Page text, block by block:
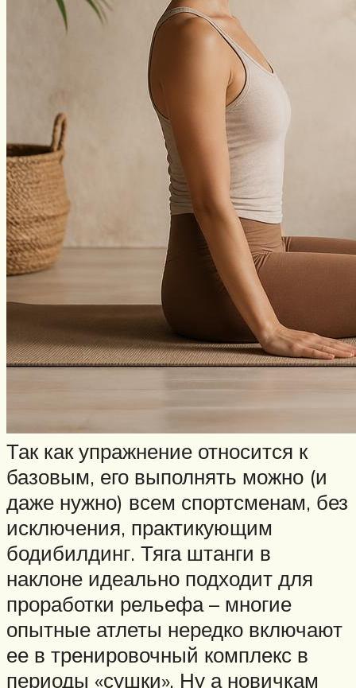
Так как упражнение относится к
базовым, его выполнять можно (и
даже нужно) всем спортсменам, без
исключения, практикующим
бодибилдинг. Тяга штанги в
наклоне идеально подходит для
проработки рельефа – многие
опытные атлеты нередко включают
ее в тренировочный комплекс в
периоды «сушки». Ну а новичкам